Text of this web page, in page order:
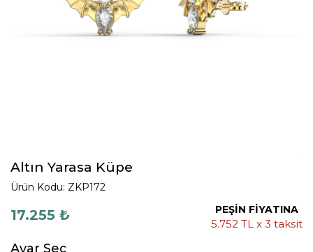
Altın Yarasa Küpe
Ürün Kodu: ZKP172
17.255 ₺ PEŞİN FİYATINA
5.752 TL x 3 taksit
Ayar Seç